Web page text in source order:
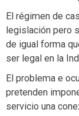
El régimen de
legislación pero
de igual forma
ser legal en la
El problema e
pretenden
servicio una